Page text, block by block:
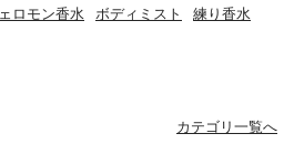
ロモン香水 ボディミスト 練り香水
カテゴリ一覧へ